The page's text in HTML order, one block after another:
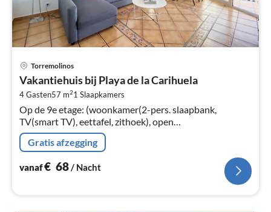
Torremolinos
Vakantiehuis bij Playa de la Carihuela
4 Gasten57 m21 Slaapkamers
Op de 9e etage: (woonkamer(2-pers. slaapbank,
TV(smart TV), eettafel, zithoek), open
keuken(kookplaat, waterkoker, broodrooster,
koffiezetapparaat, magnetron, koel-/vriescombinatie...
Gratis afzegging
vanaf€ 68 / Nacht